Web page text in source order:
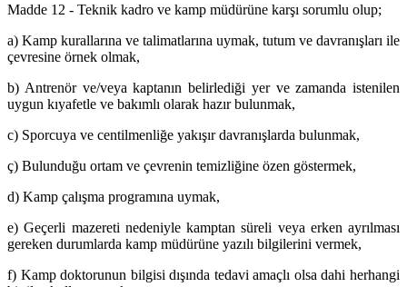
Madde 12 - Teknik kadro ve kamp müdürüne karşı sorumlu olup;
a) Kamp kurallarına ve talimatlarına uymak, tutum ve davranışları ile
çevresine örnek olmak,
b) Antrenör ve/veya kaptanın belirlediği yer ve zamanda istenilen
uygun kıyafetle ve bakımlı olarak hazır bulunmak,
c) Sporcuya ve centilmenliğe yakışır davranışlarda bulunmak,
ç) Bulunduğu ortam ve çevrenin temizliğine özen göstermek,
d) Kamp çalışma programına uymak,
e) Geçerli mazereti nedeniyle kamptan süreli veya erken ayrılması
gereken durumlarda kamp müdürüne yazılı bilgilerini vermek,
f) Kamp doktorunun bilgisi dışında tedavi amaçlı olsa dahi herhangi